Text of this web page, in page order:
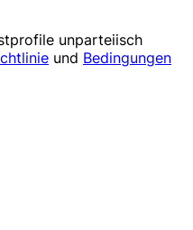
unparteiisch
und Bedingungen